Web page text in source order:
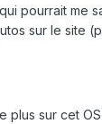
pourrait me
sur le site
sur cet